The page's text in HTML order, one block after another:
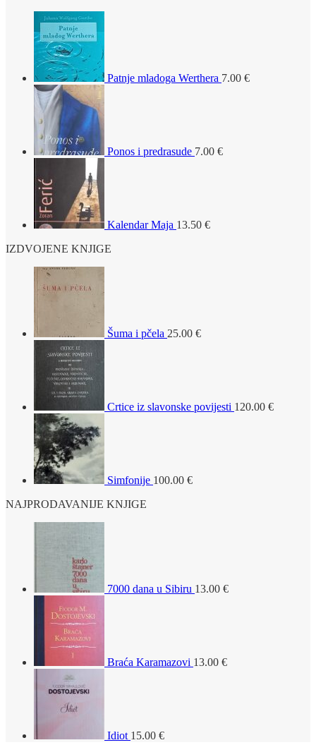
Patnje mladoga Werthera 7.00 €
Ponos i predrasude 7.00 €
Kalendar Maja 13.50 €
IZDVOJENE KNJIGE
Šuma i pčela 25.00 €
Crtice iz slavonske povijesti 120.00 €
Simfonije 100.00 €
NAJPRODAVANIJE KNJIGE
7000 dana u Sibiru 13.00 €
Braća Karamazovi 13.00 €
Idiot 15.00 €